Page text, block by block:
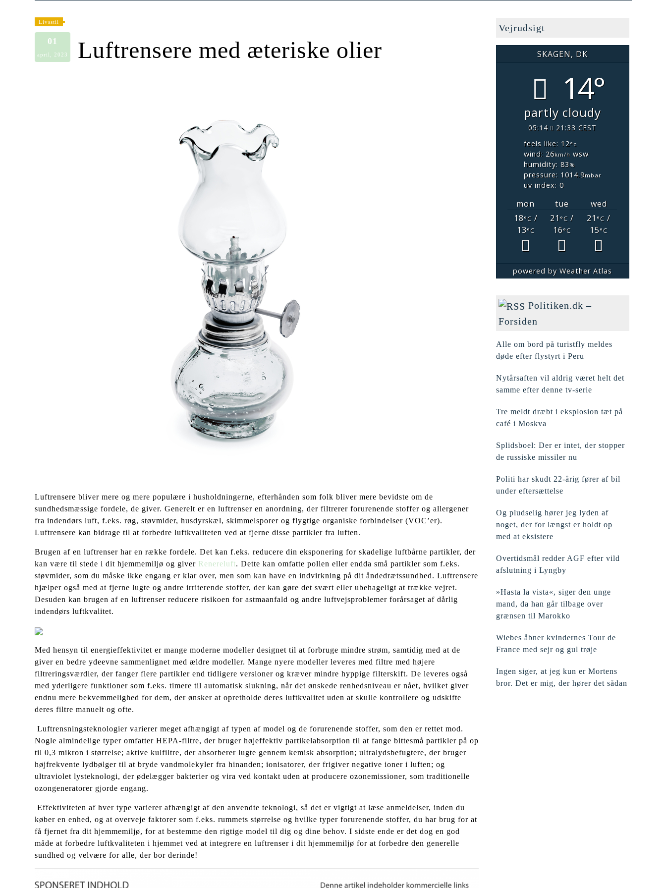
Livsstil
01
april, 2023 Luftrensere med æteriske olier
Luftrensere bliver mere og mere populære i husholdningerne, efterhånden som folk bliver mere bevidste om de
sundhedsmæssige fordele, de giver. Generelt er en luftrenser en anordning, der filtrerer forurenende stoffer og allergener
fra indendørs luft, f.eks. røg, støvmider, husdyrskæl, skimmelsporer og flygtige organiske forbindelser (VOC’er).
Luftrensere kan bidrage til at forbedre luftkvaliteten ved at fjerne disse partikler fra luften.
Brugen af en luftrenser har en række fordele. Det kan f.eks. reducere din eksponering for skadelige luftbårne partikler, der
kan være til stede i dit hjemmemiljø og giver Renereluft. Dette kan omfatte pollen eller endda små partikler som f.eks.
støvmider, som du måske ikke engang er klar over, men som kan have en indvirkning på dit åndedrætssundhed. Luftrensere
hjælper også med at fjerne lugte og andre irriterende stoffer, der kan gøre det svært eller ubehageligt at trække vejret.
Desuden kan brugen af en luftrenser reducere risikoen for astmaanfald og andre luftvejsproblemer forårsaget af dårlig
indendørs luftkvalitet.
Med hensyn til energieffektivitet er mange moderne modeller designet til at forbruge mindre strøm, samtidig med at de
giver en bedre ydeevne sammenlignet med ældre modeller. Mange nyere modeller leveres med filtre med højere
filtreringsværdier, der fanger flere partikler end tidligere versioner og kræver mindre hyppige filterskift. De leveres også
med yderligere funktioner som f.eks. timere til automatisk slukning, når det ønskede renhedsniveau er nået, hvilket giver
endnu mere bekvemmelighed for dem, der ønsker at opretholde deres luftkvalitet uden at skulle kontrollere og udskifte
deres filtre manuelt og ofte.
Luftrensningsteknologier varierer meget afhængigt af typen af model og de forurenende stoffer, som den er rettet mod.
Nogle almindelige typer omfatter HEPA-filtre, der bruger højeffektiv partikelabsorption til at fange bittesmå partikler på op
til 0,3 mikron i størrelse; aktive kulfiltre, der absorberer lugte gennem kemisk absorption; ultralydsbefugtere, der bruger
højfrekvente lydbølger til at bryde vandmolekyler fra hinanden; ionisatorer, der frigiver negative ioner i luften; og
ultraviolet lysteknologi, der ødelægger bakterier og vira ved kontakt uden at producere ozonemissioner, som traditionelle
ozongeneratorer gjorde engang.
Effektiviteten af hver type varierer afhængigt af den anvendte teknologi, så det er vigtigt at læse anmeldelser, inden du
køber en enhed, og at overveje faktorer som f.eks. rummets størrelse og hvilke typer forurenende stoffer, du har brug for at
få fjernet fra dit hjemmemiljø, for at bestemme den rigtige model til dig og dine behov. I sidste ende er det dog en god
måde at forbedre luftkvaliteten i hjemmet ved at integrere en luftrenser i dit hjemmemiljø for at forbedre den generelle
sundhed og velvære for alle, der bor derinde!
Vejrudsigt
SKAGEN, DK
14°
partly cloudy
05:14
21:33 CEST
feels like: 12°c
wind: 26km/h wsw
humidity: 83%
pressure: 1014.9mbar
uv index: 0
mon tue
wed
18°C/
13°C
21 °C /
16°C
21 °C /
15°C
powered byWeather Atlas
Politiken.dk –
Forsiden
Alle om bord på turistfly meldes
døde efter flystyrt i Peru
Nytårsaften vil aldrig været helt det
samme efter denne tv-serie
Tre meldt dræbt i eksplosion tæt på
café i Moskva
Splidsboel: Der er intet, der stopper
de russiske missiler nu
Politi har skudt 22-årig fører af bil
under eftersættelse
Og pludselig hører jeg lyden af
noget, der for længst er holdt op
med at eksistere
Overtidsmål redder AGF efter vild
afslutning i Lyngby
»Hasta la vista«, siger den unge
mand, da han går tilbage over
grænsen til Marokko
Wiebes åbner kvindernes Tour de
France med sejr og gul trøje
Ingen siger, at jeg kun er Mortens
bror. Det er mig, der hører det sådan